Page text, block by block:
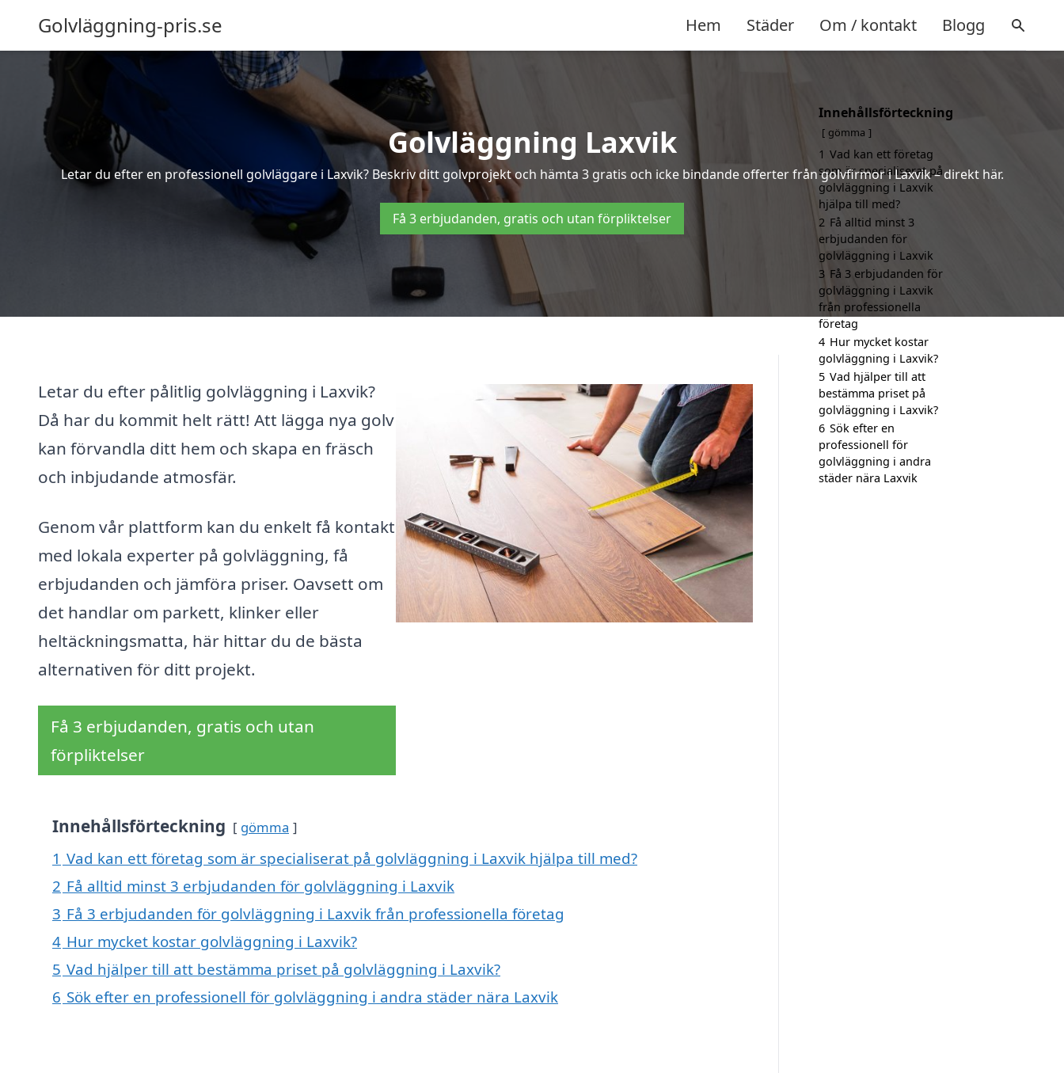
Golvläggning-pris.se Hem Städer Om / kontakt Blogg
Golvläggning Laxvik
Letar du efter en professionell golvläggare i Laxvik? Beskriv ditt golvprojekt och hämta 3 gratis och icke bindande offerter från golvfirmor i Laxvik – direkt här.
Få 3 erbjudanden, gratis och utan förpliktelser
Letar du efter pålitlig golvläggning i Laxvik?
Då har du kommit helt rätt! Att lägga nya golv
kan förvandla ditt hem och skapa en fräsch
och inbjudande atmosfär.
Genom vår plattform kan du enkelt få kontakt
med lokala experter på golvläggning, få
erbjudanden och jämföra priser. Oavsett om
det handlar om parkett, klinker eller
heltäckningsmatta, här hittar du de bästa
alternativen för ditt projekt.
Få 3 erbjudanden, gratis och utan
förpliktelser
Innehållsförteckning gömma
1 Vad kan ett företag som är specialiserat på golvläggning i Laxvik hjälpa till med?
2 Få alltid minst 3 erbjudanden för golvläggning i Laxvik
3 Få 3 erbjudanden för golvläggning i Laxvik från professionella företag
4 Hur mycket kostar golvläggning i Laxvik?
5 Vad hjälper till att bestämma priset på golvläggning i Laxvik?
6 Sök efter en professionell för golvläggning i andra städer nära Laxvik
Innehållsförteckning
gömma
1 Vad kan ett företag
som är specialiserat på
golvläggning i Laxvik
hjälpa till med?
2 Få alltid minst 3
erbjudanden för
golvläggning i Laxvik
3 Få 3 erbjudanden för
golvläggning i Laxvik
från professionella
företag
4 Hur mycket kostar
golvläggning i Laxvik?
5 Vad hjälper till att
bestämma priset på
golvläggning i Laxvik?
6 Sök efter en
professionell för
golvläggning i andra
städer nära Laxvik